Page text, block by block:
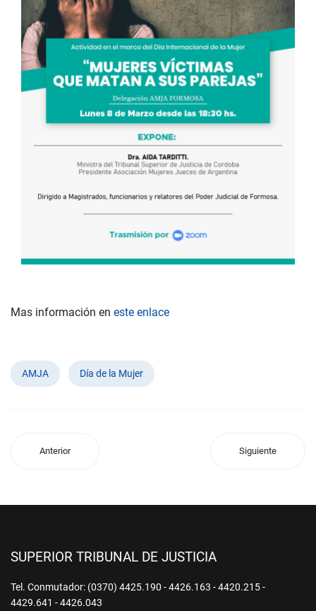
Mas información en este enlace
AMJA Día de la Mujer
Anterior Siguiente
SUPERIOR TRIBUNAL DE JUSTICIA
Tel. Conmutador: (0370) 4425.190 - 4426.163 - 4420.215 -
4429.641 - 4426.043